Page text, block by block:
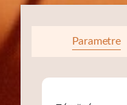
Parametre